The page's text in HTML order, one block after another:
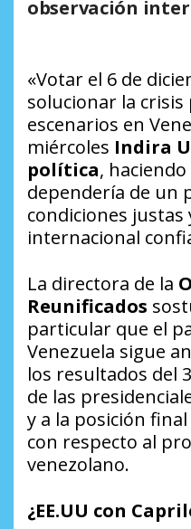
observación
«Votar el 6 de
solucionar la
escenarios en
miércoles Indira
política,
dependería de un
condiciones justas
internacional
La directora de la
Reunificados
particular que el
Venezuela sigue
los resultados del
de las
y a la posición
con respecto al
venezolano.
¿EE.UU con